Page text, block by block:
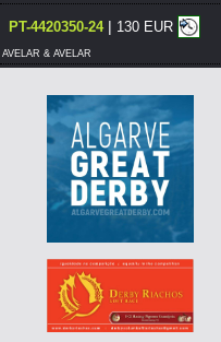
PT-4420350-24| 130 EUR
AVELAR & AVELAR
AVELAR & AVELAR
DE-25-03083-424|55 EUR
AGD WINTER RACE 2026 - 13A
PT-4420376-24|120 EUR
PT-4420375-24|110 EUR
AVELAR & AVELAR
PT-4420380-24|130 EUR